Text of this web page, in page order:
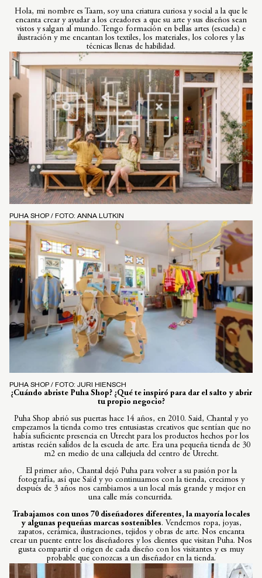
Hola, mi nombre es Taam, soy una criatura curiosa y social a la que le
encanta crear y ayudar a los creadores a que su arte y sus diseños sean
vistos y salgan al mundo. Tengo formación en bellas artes (escuela) e
ilustración y me encantan los textiles, los materiales, los colores y las
técnicas llenas de habilidad.
PUHA SHOP / FOTO: ANNA LUTKIN
PUHA SHOP / FOTO: JURI HIENSCH
¿Cuándo abriste Puha Shop? ¿Qué te inspiró para dar el salto y abrir
tu propio negocio?
Puha Shop abrió sus puertas hace 14 años, en 2010. Said, Chantal y yo
empezamos la tienda como tres entusiastas creativos que sentían que no
había suficiente presencia en Utrecht para los productos hechos por los
artistas recién salidos de la escuela de arte. Era una pequeña tienda de 30
m2 en medio de una callejuela del centro de Utrecht.
El primer año, Chantal dejó Puha para volver a su pasión por la
fotografía, así que Saïd y yo continuamos con la tienda, crecimos y
después de 3 años nos cambiamos a un local más grande y mejor en
una calle más concurrida.
Trabajamos con unos 70 diseñadores diferentes, la mayoría locales
y algunas pequeñas marcas sostenibles. Vendemos ropa, joyas,
zapatos, cerámica, ilustraciones, tejidos y obras de arte. Nos encanta
crear un puente entre los diseñadores y los clientes que visitan Puha. Nos
gusta compartir el origen de cada diseño con los visitantes y es muy
probable que conozcas a un diseñador en la tienda.